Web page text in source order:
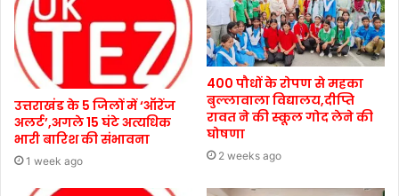
उत्तराखंड के 5 जिलों में ‘ऑरेंज
अलर्ट’,अगले 15 घंटे अत्यधिक
भारी बारिश की संभावना
1 week ago
400 पौधों के रोपण से महका
बुल्लावाला विद्यालय,दीप्ति
रावत ने की स्कूल गोद लेने की
घोषणा
2 weeks ago